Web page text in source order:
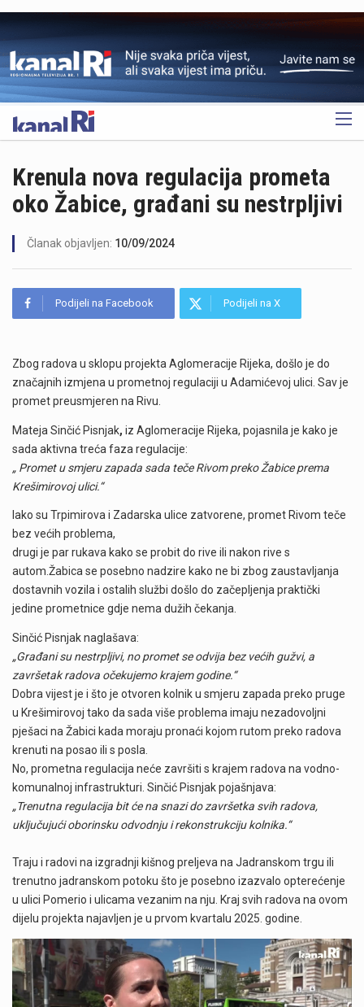
OGLAS
Krenula nova regulacija prometa
oko Žabice, građani su nestrpljivi
Članak objavljen: 10/09/2024
Podijeli na Facebook Podijeli na X
Zbog radova u sklopu projekta Aglomeracije Rijeka, došlo je do
značajnih izmjena u prometnoj regulaciji u Adamićevoj ulici. Sav je
promet preusmjeren na Rivu.
Mateja Sinčić Pisnjak, iz Aglomeracije Rijeka, pojasnila je kako je
sada aktivna treća faza regulacije:
„ Promet u smjeru zapada sada teče Rivom preko Žabice prema
Krešimirovoj ulici.“
Iako su Trpimirova i Zadarska ulice zatvorene, promet Rivom teče
bez većih problema,
drugi je par rukava kako se probit do rive ili nakon rive s
autom.Žabica se posebno nadzire kako ne bi zbog zaustavljanja
dostavnih vozila i ostalih službi došlo do začepljenja praktički
jedine prometnice gdje nema dužih čekanja.
Sinčić Pisnjak naglašava:
„Građani su nestrpljivi, no promet se odvija bez većih gužvi, a
završetak radova očekujemo krajem godine.“
Dobra vijest je i što je otvoren kolnik u smjeru zapada preko pruge
u Krešimirovoj tako da sada više problema imaju nezadovoljni
pješaci na Žabici kada moraju pronaći kojom rutom preko radova
krenuti na posao ili s posla.
No, prometna regulacija neće završiti s krajem radova na vodno-
komunalnoj infrastrukturi. Sinčić Pisnjak pojašnjava:
„Trenutna regulacija bit će na snazi do završetka svih radova,
uključujući oborinsku odvodnju i rekonstrukciju kolnika.“
Traju i radovi na izgradnji kišnog preljeva na Jadranskom trgu ili
trenutno jadranskom potoku što je posebno izazvalo opterećenje
u ulici Pomerio i ulicama vezanim na nju. Kraj svih radova na ovom
dijelu projekta najavljen je u prvom kvartalu 2025. godine.